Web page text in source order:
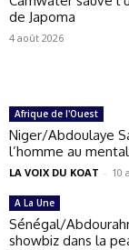
de Japoma
4 août 2026
Afrique de l'Ouest
Niger/Abdoulaye
l’homme au
LA VOIX DU KOAT - 10
A La Une
Sénégal/
showbiz dans la